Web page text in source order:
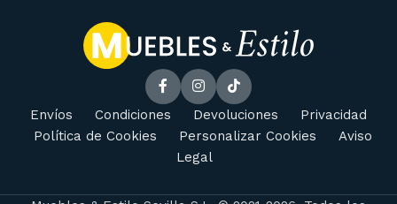
Envíos Condiciones Devoluciones
Privacidad
Política de Cookies
Personalizar Cookies
Aviso
Legal